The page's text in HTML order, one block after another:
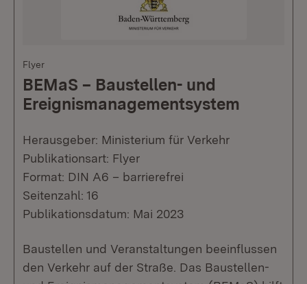
Flyer
BEMaS – Baustellen- und
Ereignismanagementsystem
Herausgeber: Ministerium für Verkehr
Publikationsart: Flyer
Format: DIN A6 – barrierefrei
Seitenzahl: 16
Publikationsdatum: Mai 2023
Baustellen und Veranstaltungen beeinflussen
den Verkehr auf der Straße. Das Baustellen-